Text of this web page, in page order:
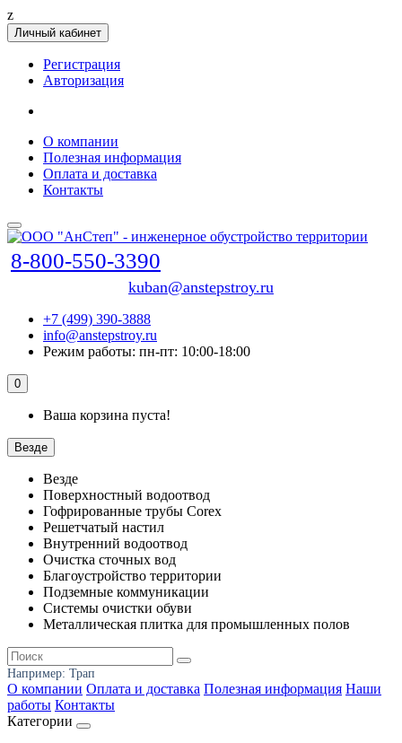
z
Личный кабинет
Регистрация
Авторизация
О компании
Полезная информация
Оплата и доставка
Контакты
8-800-550-3390
kuban@anstepstroy.ru
+7 (499) 390-3888
info@anstepstroy.ru
Режим работы: пн-пт: 10:00-18:00
0
Ваша корзина пуста!
Везде
Везде
Поверхностный водоотвод
Гофрированные трубы Corex
Решетчатый настил
Внутренний водоотвод
Очистка сточных вод
Благоустройство территории
Подземные коммуникации
Системы очистки обуви
Металлическая плитка для промышленных полов
Например: Трап
О компании Оплата и доставка Полезная информация Наши
работы Контакты
Категории